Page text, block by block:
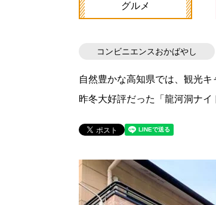
グルメ
コンビニエンスおかばやし
自然豊かな高知県では、観光
昨冬大好評だった「龍河洞ナイ